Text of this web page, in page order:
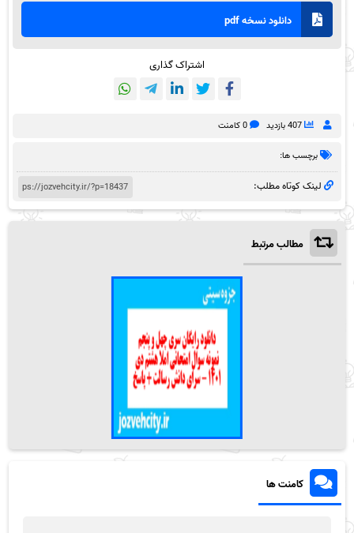
دانلود نسخه pdf
اشتراک گذاری
407 بازدید 0 کامنت
برچسب ها:
لینک کوتاه مطلب:
مطالب مرتبط
کامنت ها